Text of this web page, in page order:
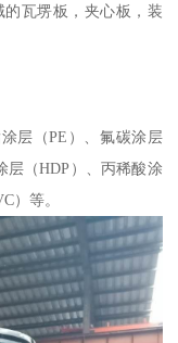
瓦塄板，夹心板，装
层（PE）、氟碳涂层
层（HDP）、丙稀酸涂
）等。